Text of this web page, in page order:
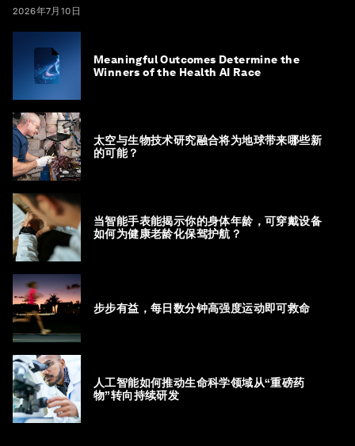
2026年7月10日
Meaningful Outcomes Determine the
Winners of the Health AI Race
太空与生物技术研究融合将为地球带来哪些新
的可能？
当智能手表能揭示你的身体年龄，可穿戴设备
如何为健康老龄化保驾护航？
步步有益，每日数分钟高强度运动即可救命
人工智能如何推动生命科学领域从“重磅药
物”转向持续研发